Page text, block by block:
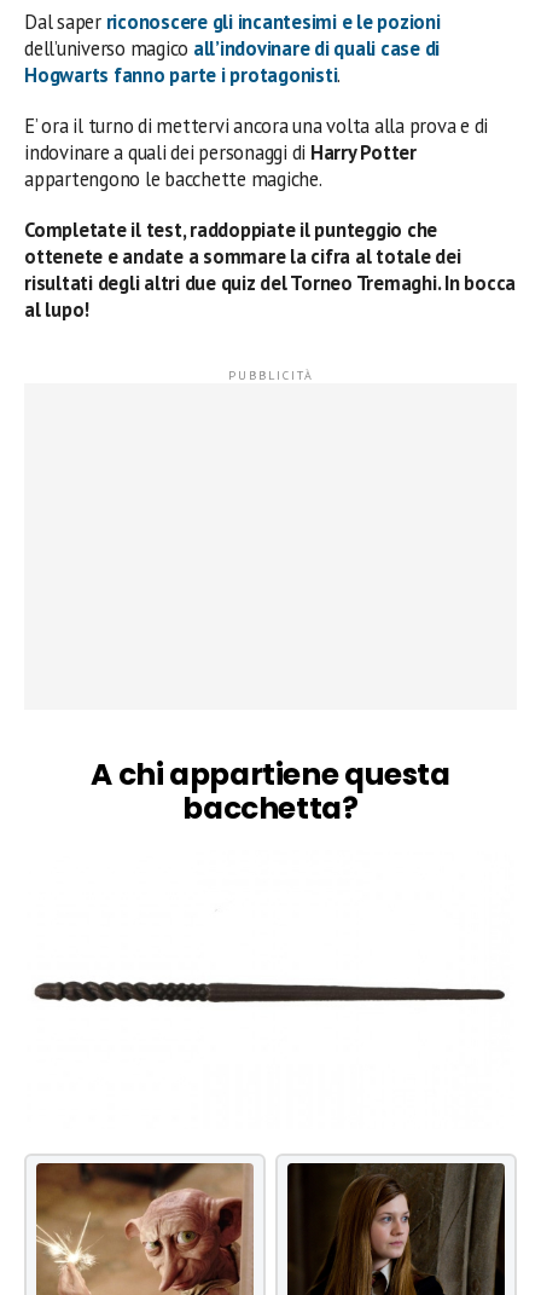
Dal saper riconoscere gli incantesimi e le pozioni
dell’universo magico all’indovinare di quali case di
Hogwarts fanno parte i protagonisti.
E’ ora il turno di mettervi ancora una volta alla prova e di
indovinare a quali dei personaggi di Harry Potter
appartengono le bacchette magiche.
Completate il test, raddoppiate il punteggio che
ottenete e andate a sommare la cifra al totale dei
risultati degli altri due quiz del Torneo Tremaghi. In bocca
al lupo!
A chi appartiene questa
bacchetta?